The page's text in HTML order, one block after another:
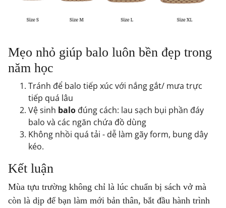
Mẹo nhỏ giúp balo luôn bền đẹp trong
năm học
Tránh để balo tiếp xúc với nắng gắt/ mưa trực
tiếp quá lâu
Vệ sinh balo đúng cách: lau sạch bụi phần đáy
balo và các ngăn chứa đồ dùng
Không nhồi quá tải - dễ làm gãy form, bung dây
kéo.
Kết luận
Mùa tựu trường không chỉ là lúc chuẩn bị sách vở mà
còn là dịp để bạn làm mới bản thân, bắt đầu hành trình